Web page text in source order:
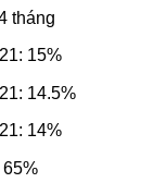
tháng
15%
14.5%
14%